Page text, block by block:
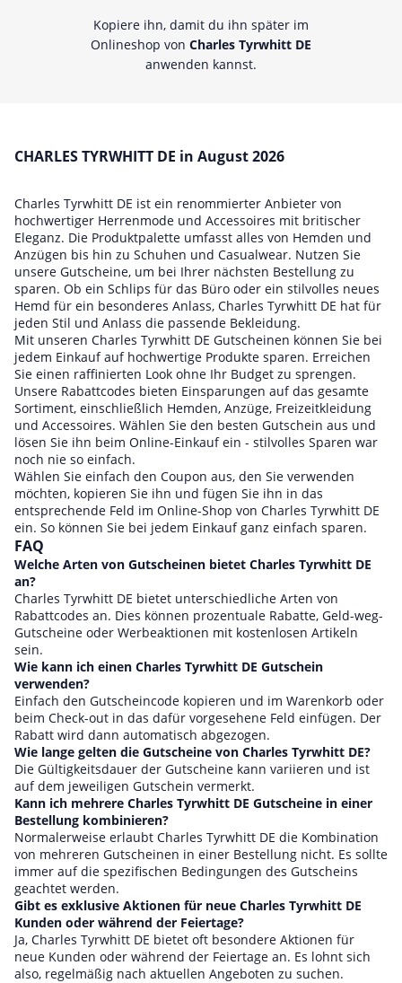
Kopiere ihn, damit du ihn später im
Onlineshop von Charles Tyrwhitt DE
anwenden kannst.
CHARLES TYRWHITT DE in August 2026
Charles Tyrwhitt DE ist ein renommierter Anbieter von
hochwertiger Herrenmode und Accessoires mit britischer
Eleganz. Die Produktpalette umfasst alles von Hemden und
Anzügen bis hin zu Schuhen und Casualwear. Nutzen Sie
unsere Gutscheine, um bei Ihrer nächsten Bestellung zu
sparen. Ob ein Schlips für das Büro oder ein stilvolles neues
Hemd für ein besonderes Anlass, Charles Tyrwhitt DE hat für
jeden Stil und Anlass die passende Bekleidung.
Mit unseren Charles Tyrwhitt DE Gutscheinen können Sie bei
jedem Einkauf auf hochwertige Produkte sparen. Erreichen
Sie einen raffinierten Look ohne Ihr Budget zu sprengen.
Unsere Rabattcodes bieten Einsparungen auf das gesamte
Sortiment, einschließlich Hemden, Anzüge, Freizeitkleidung
und Accessoires. Wählen Sie den besten Gutschein aus und
lösen Sie ihn beim Online-Einkauf ein - stilvolles Sparen war
noch nie so einfach.
Wählen Sie einfach den Coupon aus, den Sie verwenden
möchten, kopieren Sie ihn und fügen Sie ihn in das
entsprechende Feld im Online-Shop von Charles Tyrwhitt DE
ein. So können Sie bei jedem Einkauf ganz einfach sparen.
FAQ
Welche Arten von Gutscheinen bietet Charles Tyrwhitt DE
an?
Charles Tyrwhitt DE bietet unterschiedliche Arten von
Rabattcodes an. Dies können prozentuale Rabatte, Geld-weg-
Gutscheine oder Werbeaktionen mit kostenlosen Artikeln
sein.
Wie kann ich einen Charles Tyrwhitt DE Gutschein
verwenden?
Einfach den Gutscheincode kopieren und im Warenkorb oder
beim Check-out in das dafür vorgesehene Feld einfügen. Der
Rabatt wird dann automatisch abgezogen.
Wie lange gelten die Gutscheine von Charles Tyrwhitt DE?
Die Gültigkeitsdauer der Gutscheine kann variieren und ist
auf dem jeweiligen Gutschein vermerkt.
Kann ich mehrere Charles Tyrwhitt DE Gutscheine in einer
Bestellung kombinieren?
Normalerweise erlaubt Charles Tyrwhitt DE die Kombination
von mehreren Gutscheinen in einer Bestellung nicht. Es sollte
immer auf die spezifischen Bedingungen des Gutscheins
geachtet werden.
Gibt es exklusive Aktionen für neue Charles Tyrwhitt DE
Kunden oder während der Feiertage?
Ja, Charles Tyrwhitt DE bietet oft besondere Aktionen für
neue Kunden oder während der Feiertage an. Es lohnt sich
also, regelmäßig nach aktuellen Angeboten zu suchen.